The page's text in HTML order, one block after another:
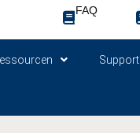
FAQ
Support